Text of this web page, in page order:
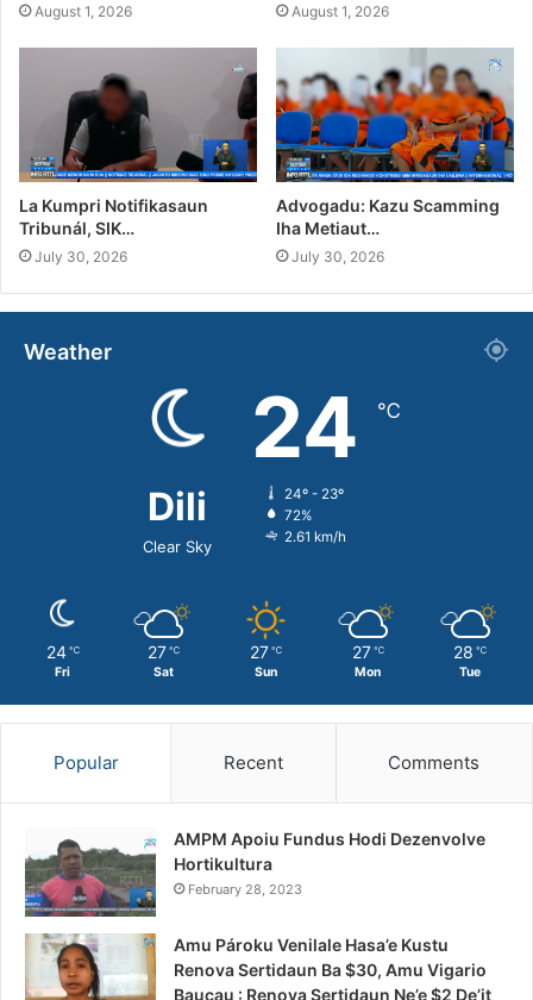
August 1, 2026 August 1, 2026
La Kumpri Notifikasaun
Tribunál, SIK…
July 30, 2026
Advogadu: Kazu Scamming
Iha Metiaut…
July 30, 2026
Weather
Dili
Clear Sky
24 ℃
24º - 23º
72%
2.61 km/h
24 ℃
Fri
27 ℃
Sat
27 ℃
Sun
27 ℃
Mon
28 ℃
Tue
Popular Recent Comments
AMPM Apoiu Fundus Hodi Dezenvolve
Hortikultura
February 28, 2023
Amu Pároku Venilale Hasa’e Kustu
Renova Sertidaun Ba $30, Amu Vigario
Baucau : Renova Sertidaun Ne’e $2 De’it